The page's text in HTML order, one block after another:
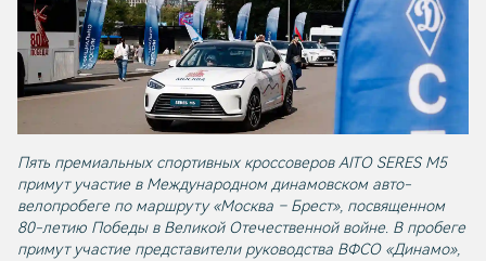
Пять премиальных спортивных кроссоверов AITO SERES M5
примут участие в Международном динамовском авто-
велопробеге по маршруту «Москва – Брест», посвященном
80-летию Победы в Великой Отечественной войне. В пробеге
примут участие представители руководства ВФСО «Динамо»,